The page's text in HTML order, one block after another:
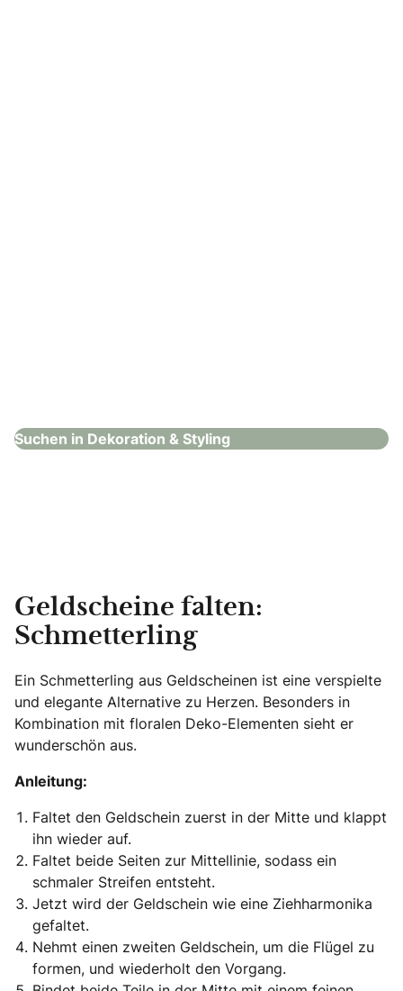
Suchen in Dekoration & Styling
Geldscheine falten:
Schmetterling
Ein Schmetterling aus Geldscheinen ist eine verspielte
und elegante Alternative zu Herzen. Besonders in
Kombination mit floralen Deko-Elementen sieht er
wunderschön aus.
Anleitung:
Faltet den Geldschein zuerst in der Mitte und klappt
ihn wieder auf.
Faltet beide Seiten zur Mittellinie, sodass ein
schmaler Streifen entsteht.
Jetzt wird der Geldschein wie eine Ziehharmonika
gefaltet.
Nehmt einen zweiten Geldschein, um die Flügel zu
formen, und wiederholt den Vorgang.